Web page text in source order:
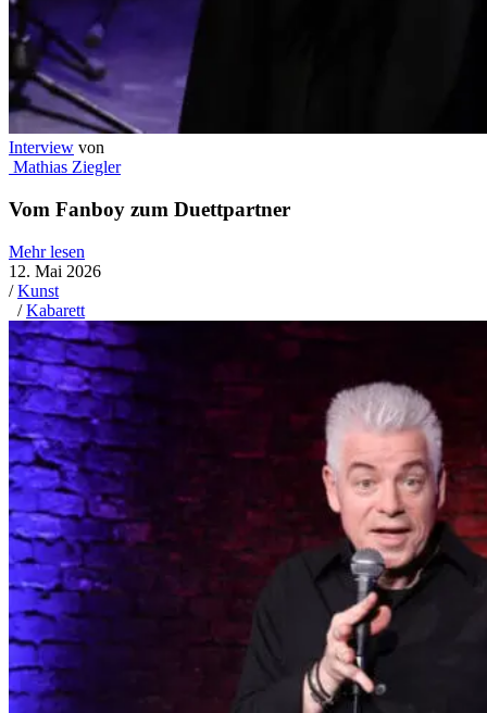
Interview von
Mathias Ziegler
Vom Fanboy zum Duettpartner
Mehr lesen
12. Mai 2026
/Kunst
/Kabarett